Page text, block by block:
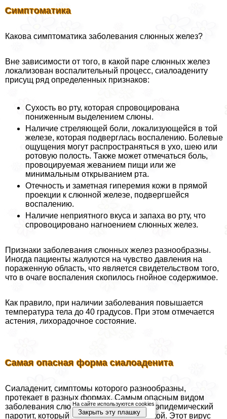
Симптоматика
Какова симптоматика заболевания слюнных желез?
Вне зависимости от того, в какой паре слюнных желез
локализован воспалительный процесс, сиалоадениту
присущ ряд определенных признаков:
Сухость во рту, которая спровоцирована
пониженным выделением слюны.
Наличие стреляющей боли, локализующейся в той
железе, которая подверглась воспалению. Болевые
ощущения могут распространяться в ухо, шею или
ротовую полость. Также может отмечаться боль,
провоцируемая жеванием пищи или же
минимальным открыванием рта.
Отечность и заметная гиперемия кожи в прямой
проекции к слюнной железе, подвергшейся
воспалению.
Наличие неприятного вкуса и запаха во рту, что
спровоцировано нагноением слюнных желез.
Признаки заболевания слюнных желез разнообразны.
Иногда пациенты жалуются на чувство давления на
пораженную область, что является свидетельством того,
что в очаге воспаления скопилось гнойное содержимое.
Как правило, при наличии заболевания повышается
температура тела до 40 градусов. При этом отмечается
астения, лихорадочное состояние.
Самая опасная форма сиалоаденита
Сиаладенит, симптомы которого разнообразны,
протекает в разных формах. Самым опасным видом
заболевания слюнных желез считается эпидемический
паротит, который также называют свинкой. Этот вирус
На сайте используются cookies
Закрыть эту плашку